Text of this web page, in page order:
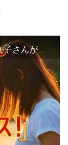
【婚活 婚活女子】アラフォー婚活女子さんが結婚相談所で言われた衝撃の言葉！「あなたの婚活市場での価値はゼロ！いや、むしろマイナス！」